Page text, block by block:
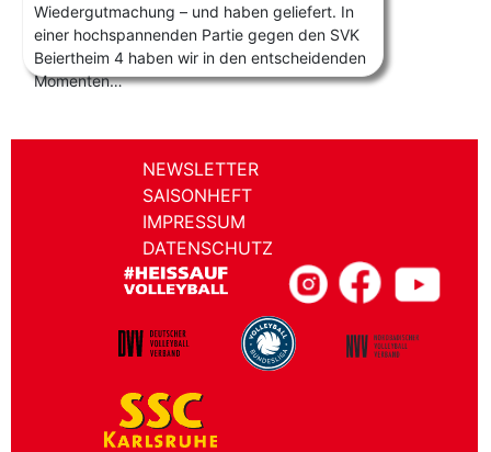
Wiedergutmachung – und haben geliefert. In
einer hochspannenden Partie gegen den SVK
Beiertheim 4 haben wir in den entscheidenden
Momenten…
NEWSLETTER
SAISONHEFT
IMPRESSUM
DATENSCHUTZ